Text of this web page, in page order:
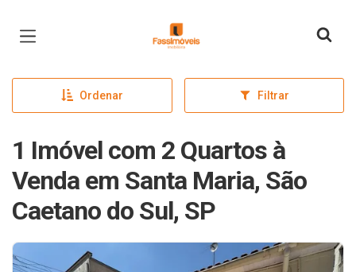
Página inicial
Ordenar Filtrar
1 Imóvel com 2 Quartos à
Venda em Santa Maria, São
Caetano do Sul, SP